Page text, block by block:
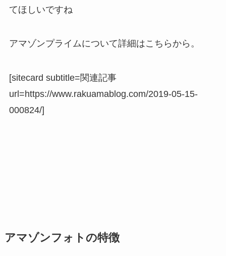
てほしいですね
アマゾンプライムについて詳細はこちらから。
[sitecard subtitle=関連記事
url=https://www.rakuamablog.com/2019-05-15-
000824/]
アマゾンフォトの特徴